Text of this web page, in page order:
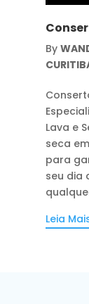
By
Lava e
seca
para
seu dia
Leia